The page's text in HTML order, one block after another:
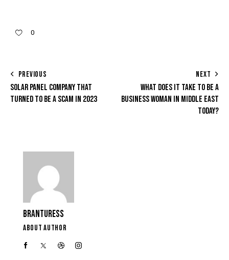
0
PREVIOUS
SOLAR PANEL COMPANY THAT
TURNED TO BE A SCAM IN 2023
NEXT
WHAT DOES IT TAKE TO BE A
BUSINESS WOMAN IN MIDDLE EAST
TODAY?
BRANTURESS
ABOUT AUTHOR